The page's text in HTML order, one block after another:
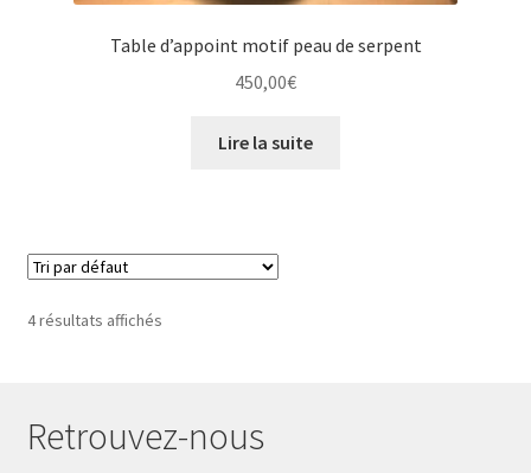
Table d’appoint motif peau de serpent
450,00€
Lire la suite
4 résultats affichés
Retrouvez-nous